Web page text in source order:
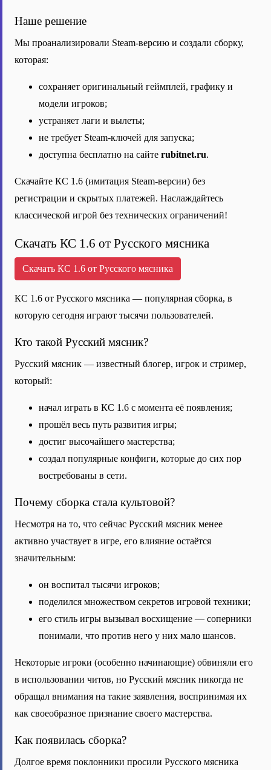
Наше решение
Мы проанализировали Steam-версию и создали сборку,
которая:
сохраняет оригинальный геймплей, графику и
модели игроков;
устраняет лаги и вылеты;
не требует Steam-ключей для запуска;
доступна бесплатно на сайте rubitnet.ru.
Скачайте КС 1.6 (имитация Steam-версии) без
регистрации и скрытых платежей. Наслаждайтесь
классической игрой без технических ограничений!
Скачать КС 1.6 от Русского мясника
Скачать КС 1.6 от Русского мясника
КС 1.6 от Русского мясника — популярная сборка, в
которую сегодня играют тысячи пользователей.
Кто такой Русский мясник?
Русский мясник — известный блогер, игрок и стример,
который:
начал играть в КС 1.6 с момента её появления;
прошёл весь путь развития игры;
достиг высочайшего мастерства;
создал популярные конфиги, которые до сих пор
востребованы в сети.
Почему сборка стала культовой?
Несмотря на то, что сейчас Русский мясник менее
активно участвует в игре, его влияние остаётся
значительным:
он воспитал тысячи игроков;
поделился множеством секретов игровой техники;
его стиль игры вызывал восхищение — соперники
понимали, что против него у них мало шансов.
Некоторые игроки (особенно начинающие) обвиняли его
в использовании читов, но Русский мясник никогда не
обращал внимания на такие заявления, воспринимая их
как своеобразное признание своего мастерства.
Как появилась сборка?
Долгое время поклонники просили Русского мясника